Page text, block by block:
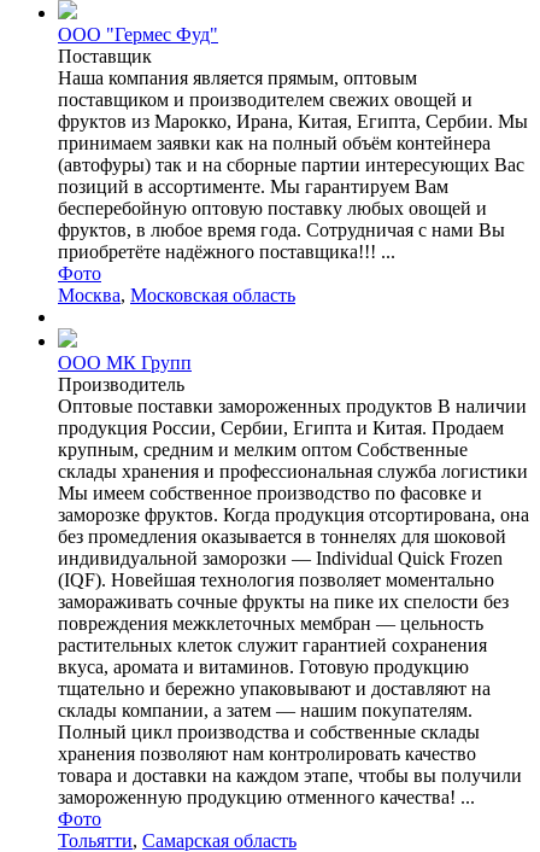
ООО "Гермес Фуд"
Поставщик
Наша компания является прямым, оптовым
поставщиком и производителем свежих овощей и
фруктов из Марокко, Ирана, Китая, Египта, Сербии. Мы
принимаем заявки как на полный объём контейнера
(автофуры) так и на сборные партии интересующих Вас
позиций в ассортименте. Мы гарантируем Вам
бесперебойную оптовую поставку любых овощей и
фруктов, в любое время года. Сотрудничая с нами Вы
приобретёте надёжного поставщика!!! ...
Фото
Москва, Московская область
ООО МК Групп
Производитель
Оптовые поставки замороженных продуктов В наличии
продукция России, Сербии, Египта и Китая. Продаем
крупным, средним и мелким оптом Собственные
склады хранения и профессиональная служба логистики
Мы имеем собственное производство по фасовке и
заморозке фруктов. Когда продукция отсортирована, она
без промедления оказывается в тоннелях для шоковой
индивидуальной заморозки — Individual Quick Frozen
(IQF). Новейшая технология позволяет моментально
замораживать сочные фрукты на пике их спелости без
повреждения межклеточных мембран — цельность
растительных клеток служит гарантией сохранения
вкуса, аромата и витаминов. Готовую продукцию
тщательно и бережно упаковывают и доставляют на
склады компании, а затем — нашим покупателям.
Полный цикл производства и собственные склады
хранения позволяют нам контролировать качество
товара и доставки на каждом этапе, чтобы вы получили
замороженную продукцию отменного качества! ...
Фото
Тольятти, Самарская область